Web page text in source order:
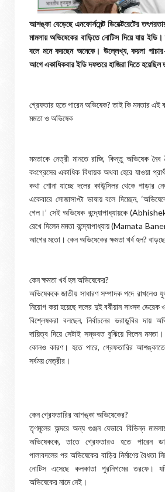
আশঙ্কা বেড়েছে এনফোর্সমেন্ট ডিরেক্টরেটের
মামলায় অভিষেকের বাড়িতে নোটিস দিয়ে যায়
বলে মনে করছেন অনেকে। উল্লেখ্য, কয়লা
আগে একাধিকবার ইডি দফতরে হাজিরা দিতে হয়েছিল
গ্রেফতার হতে পারেন অভিষেক? তাই কি মমতার এই
মমতা ও অভিষেক
মমতাকে নেত্রী মানতে রাজি, কিন্তু অভিষেক
কংগ্রেসের একাধিক বিধায়ক অথবা হেরে যাওয়া
কথা শোনা যাচ্ছে দলের কাউন্সিলর থেকে পাড়ার
একেবারে সোজাসাপ্টা ভাষায় বলে দিচ্ছেন,
গেল।’ সেই অভিষেক বন্দ্যোপাধ্যায়কে
রেখে দিলেন মমতা বন্দ্যোপাধ্যায় (Mamata
আগের মতো। কেন অভিষেকের ক্ষমতা খর্ব হল? বাড়ছে
কেন ক্ষমতা খর্ব হল অভিষেকের?
অভিষেককে জাতীয় সাধারণ সম্পাদক পদে রাখলেও
নিয়োগ করা হয়েছে দলের দুই বর্ষীয়ান সাংসদ
বিশ্লেষকরা বলছেন, নির্বাচনের ভরাডুবির
দায়িত্ব দিয়ে সেটাই সম্ভবত বুঝিয়ে দিলেন
কোনও কারণ। হতে পারে, গ্রেফতারির
সর্বময় নেত্রীর।
কেন গ্রেফতারির আশঙ্কা অভিষেকের?
তৃণমূলের অন্দরে অন্য গুঞ্জন যেভাবে বিভিন্ন
অভিষেককে, তাতে গ্রেফতারও হতে পারেন
পালাবদলের পর অভিষেকের বাড়ির নির্মাণের বৈধতা
নোটিস এসেছে কলকাতা পুরনিগমের তরফে।
অভিষেকের নামে নেই।